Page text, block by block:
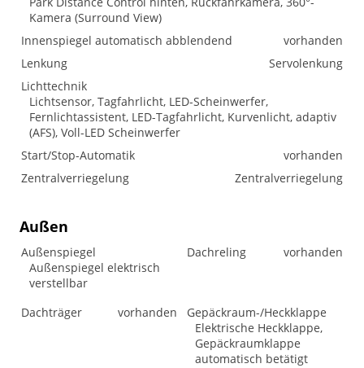
Kamera (Surround View)
Innenspiegel automatisch abblendend
vorhanden
Lenkung
Servolenkung
Lichttechnik
Lichtsensor, Tagfahrlicht, LED-Scheinwerfer,
Fernlichtassistent, LED-Tagfahrlicht, Kurvenlicht, adaptiv
(AFS), Voll-LED Scheinwerfer
Start/Stop-Automatik
vorhanden
Zentralverriegelung
Zentralverriegelung
Außen
Außenspiegel
Außenspiegel elektrisch
verstellbar
Dachreling vorhanden
Dachträger vorhanden
Gepäckraum-/Heckklappe
Elektrische Heckklappe,
Gepäckraumklappe
automatisch betätigt